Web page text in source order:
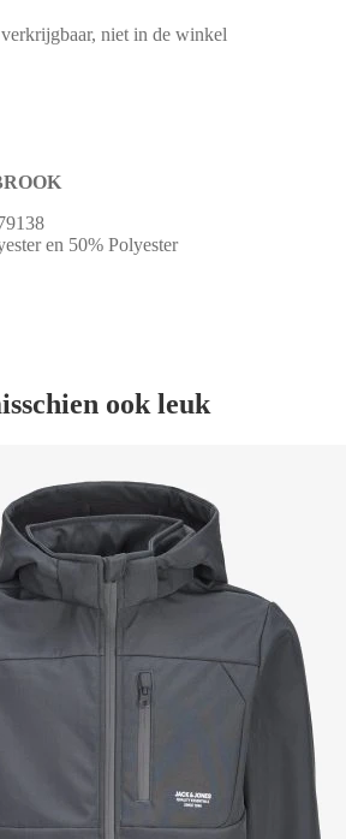
niet in de winkel
en 50% Polyester
ook leuk